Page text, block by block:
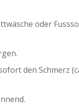
oder
den Schmerz